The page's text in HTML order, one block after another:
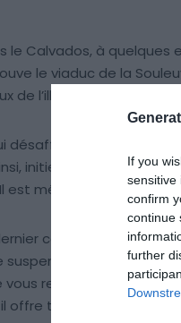
If you
sensitive
confirm
continue
further
le Calvados, à
le viaduc de la
de l’illustre
désaffecté, ses
initiez-vous au base-
est même possible faire
cas, vous aurez le
suspendue, vous n’aurez
vous retiendra avant
offre toutes les